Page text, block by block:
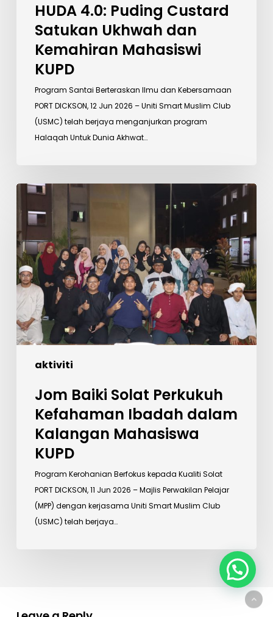
HUDA 4.0: Puding Custard
Satukan Ukhwah dan
Kemahiran Mahasiswi
KUPD
Program Santai Berteraskan Ilmu dan Kebersamaan
PORT DICKSON, 12 Jun 2026 – Uniti Smart Muslim Club
(USMC) telah berjaya menganjurkan program
Halaqah Untuk Dunia Akhwat…
aktiviti
Jom
Solat
Perkukuh
Kefahaman
Ibadah
dalam
Kalangan
Mahasiswa
KUPD
Jom Baiki Solat Perkukuh
Kefahaman Ibadah dalam
Kalangan Mahasiswa
KUPD
Program Kerohanian Berfokus kepada Kualiti Solat
PORT DICKSON, 11 Jun 2026 – Majlis Perwakilan Pelajar
(MPP) dengan kerjasama Uniti Smart Muslim Club
(USMC) telah berjaya…